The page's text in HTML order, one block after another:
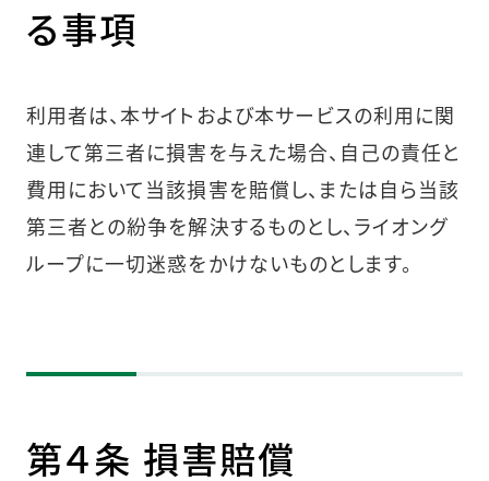
る事項
利用者は、本サイトおよび本サービスの利用に関
連して第三者に損害を与えた場合、自己の責任と
費用において当該損害を賠償し、または自ら当該
第三者との紛争を解決するものとし、ライオング
ループに一切迷惑をかけないものとします。
第４条 損害賠償